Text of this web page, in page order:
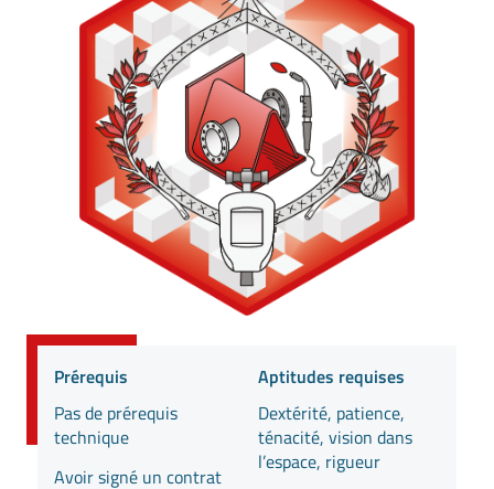
Prérequis
Pas de prérequis
technique
Avoir signé un contrat
Aptitudes requises
Dextérité, patience,
ténacité, vision dans
l’espace, rigueur